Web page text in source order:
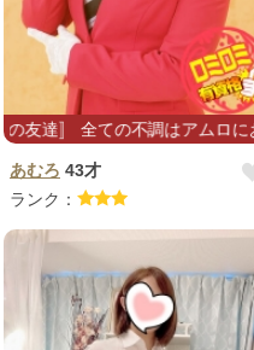
全ての不調はアムロにお任せ
あむろ 43才
ランク：
もみほぐし＋タイ古